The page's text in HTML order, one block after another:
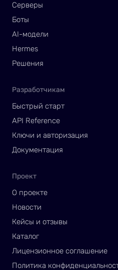
Серверы
Боты
AI-модели
Hermes
Решения
Разработчикам
Быстрый старт
API Reference
Ключи и авторизация
Документация
Проект
О проекте
Новости
Кейсы и отзывы
Каталог
Лицензионное соглашение
Политика